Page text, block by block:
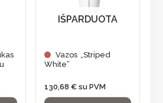
IŠPARDUOTA
Vazos „Striped
White”
130,68 € su PVM